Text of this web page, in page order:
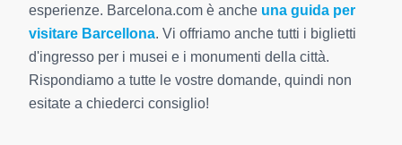
esperienze. Barcelona.com è anche una guida per
visitare Barcellona. Vi offriamo anche tutti i biglietti
d'ingresso per i musei e i monumenti della città.
Rispondiamo a tutte le vostre domande, quindi non
esitate a chiederci consiglio!